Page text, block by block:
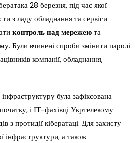
28 березня, під час якої
з ладу обладнання та сервіси
контроль над мережею та
Були вчинені спроби змінити паролі
компанії, обладнання,
була зафіксована
і ІТ-фахівці Укртелекому
з протидії кібератаці. Для захисту
інфраструктури, а також